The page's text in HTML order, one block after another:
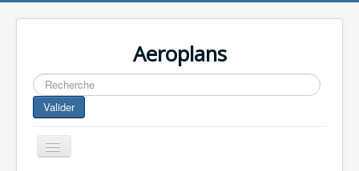
Aeroplans
Rechercher
Valider
Toggle
Navigation